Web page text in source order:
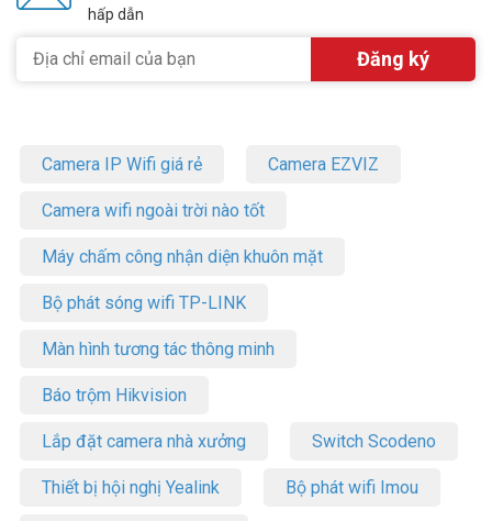
hấp dẫn
Camera IP Wifi giá rẻ Camera EZVIZ
Camera wifi ngoài trời nào tốt
Máy chấm công nhận diện khuôn mặt
Bộ phát sóng wifi TP-LINK
Màn hình tương tác thông minh
Báo trộm Hikvision
Lắp đặt camera nhà xưởng Switch Scodeno
Thiết bị hội nghị Yealink Bộ phát wifi Imou